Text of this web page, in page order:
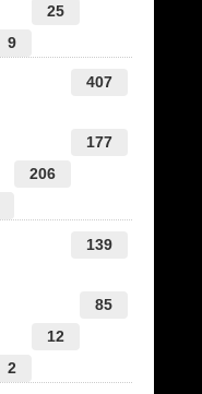
25
9
407
177
206
139
85
12
2